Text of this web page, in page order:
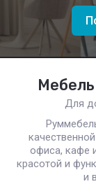
Для
офиса, кафе
красотой и
и